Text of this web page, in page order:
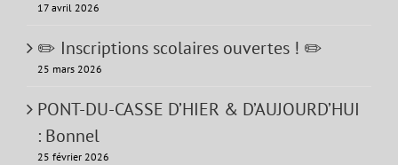
17 avril 2026
✏️ Inscriptions scolaires ouvertes ! ✏️
25 mars 2026
PONT-DU-CASSE D’HIER & D’AUJOURD’HUI
: Bonnel
25 février 2026